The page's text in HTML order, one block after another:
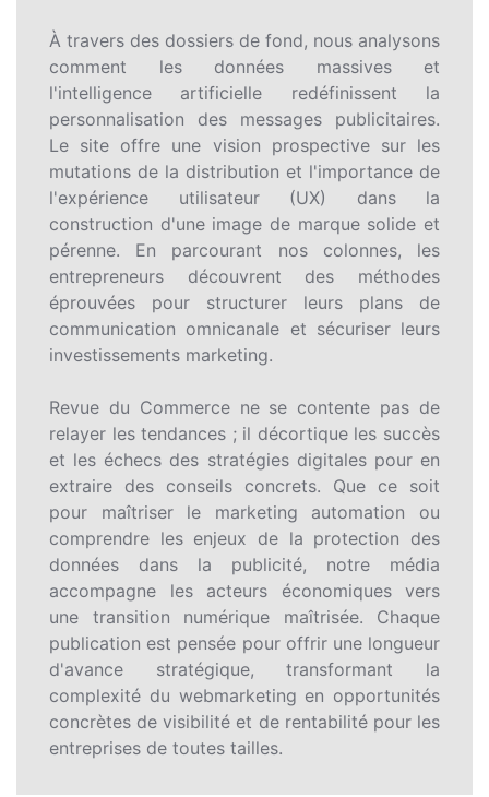
À travers des dossiers de fond, nous analysons
comment les données massives et
l'intelligence artificielle redéfinissent la
personnalisation des messages publicitaires.
Le site offre une vision prospective sur les
mutations de la distribution et l'importance de
l'expérience utilisateur (UX) dans la
construction d'une image de marque solide et
pérenne. En parcourant nos colonnes, les
entrepreneurs découvrent des méthodes
éprouvées pour structurer leurs plans de
communication omnicanale et sécuriser leurs
investissements marketing.
Revue du Commerce ne se contente pas de
relayer les tendances ; il décortique les succès
et les échecs des stratégies digitales pour en
extraire des conseils concrets. Que ce soit
pour maîtriser le marketing automation ou
comprendre les enjeux de la protection des
données dans la publicité, notre média
accompagne les acteurs économiques vers
une transition numérique maîtrisée. Chaque
publication est pensée pour offrir une longueur
d'avance stratégique, transformant la
complexité du webmarketing en opportunités
concrètes de visibilité et de rentabilité pour les
entreprises de toutes tailles.